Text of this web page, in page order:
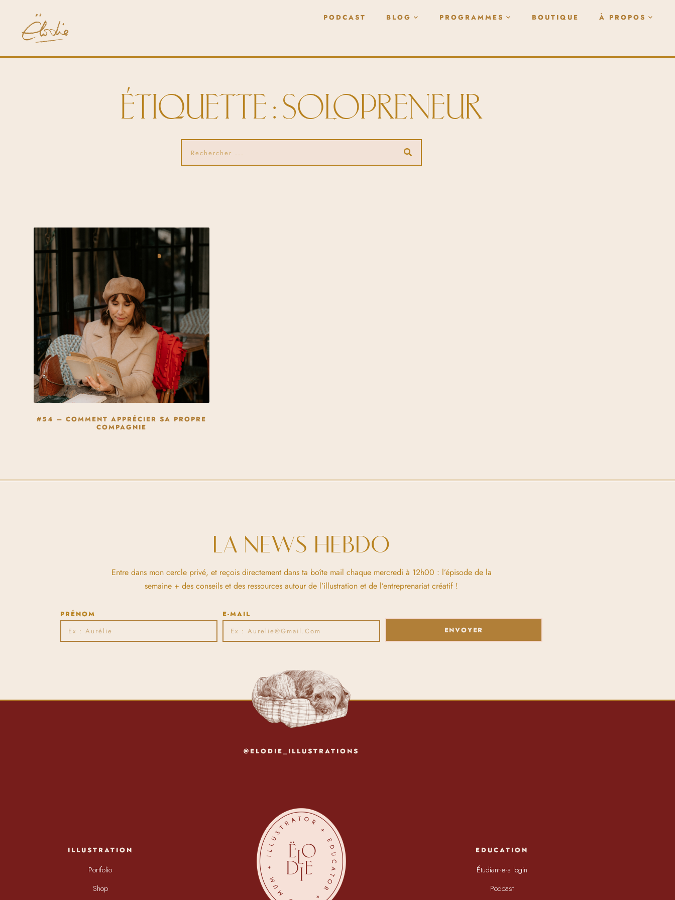
PODCAST BLOG PROGRAMMES BOUTIQUE À PROPOS
ÉTIQUETTE : SOLOPRENEUR
#54 – COMMENT APPRÉCIER SA PROPRE
COMPAGNIE
LA NEWS HEBDO
Entre dans mon cercle privé, et reçois directement dans ta boîte mail chaque mercredi à 12h00 : l’épisode de la
semaine + des conseils et des ressources autour de l’illustration et de l’entreprenariat créatif !
PRÉNOM
E-MAIL
ENVOYER
@ELODIE_ILLUSTRATIONS
ILLUSTRATION
Portfolio
Shop
EDUCATION
Étudiant·e·s login
Podcast